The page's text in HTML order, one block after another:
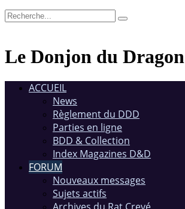
Le Donjon du Dragon
ACCUEIL
News
Règlement du DDD
Parties en ligne
BDD & Collection
Index Magazines D&D
FORUM
Nouveaux messages
Sujets actifs